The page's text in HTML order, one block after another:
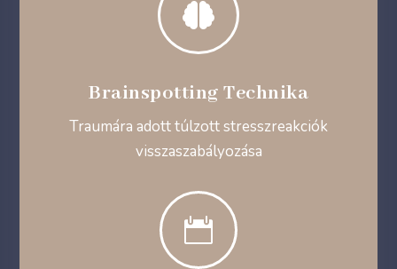

Brainspotting Technika
Traumára adott túlzott stresszreakciók
visszaszabályozása
